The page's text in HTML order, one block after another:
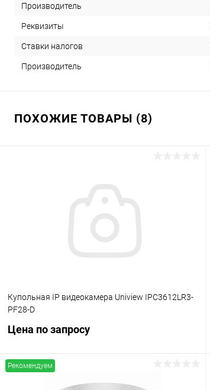
Производитель
Реквизиты
Ставки налогов
Производитель
ПОХОЖИЕ ТОВАРЫ (8)
Купольная IP видеокамера Uniview IPC3612LR3-
PF28-D
Цена по запросу
Рекомендуем